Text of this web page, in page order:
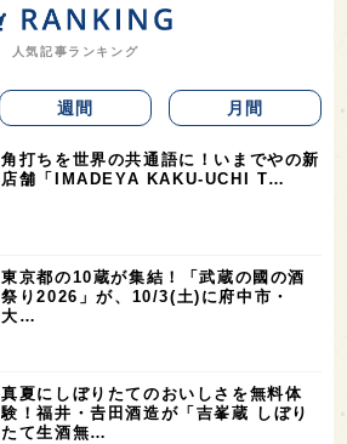
人気記事ランキング
週間 月間
角打ちを世界の共通語に！いまでやの新
店舗「IMADEYA KAKU-UCHI T…
東京都の10蔵が集結！「武蔵の國の酒
祭り2026」が、10/3(土)に府中市・
大…
真夏にしぼりたてのおいしさを無料体
験！福井・𠮷田酒造が「吉峯蔵 しぼり
たて生酒無…